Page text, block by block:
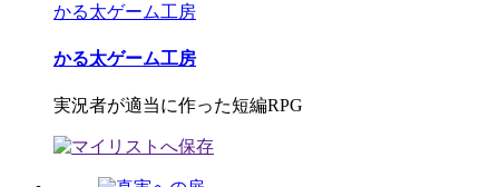
かる太ゲーム工房
かる太ゲーム工房
実況者が適当に作った短編RPG